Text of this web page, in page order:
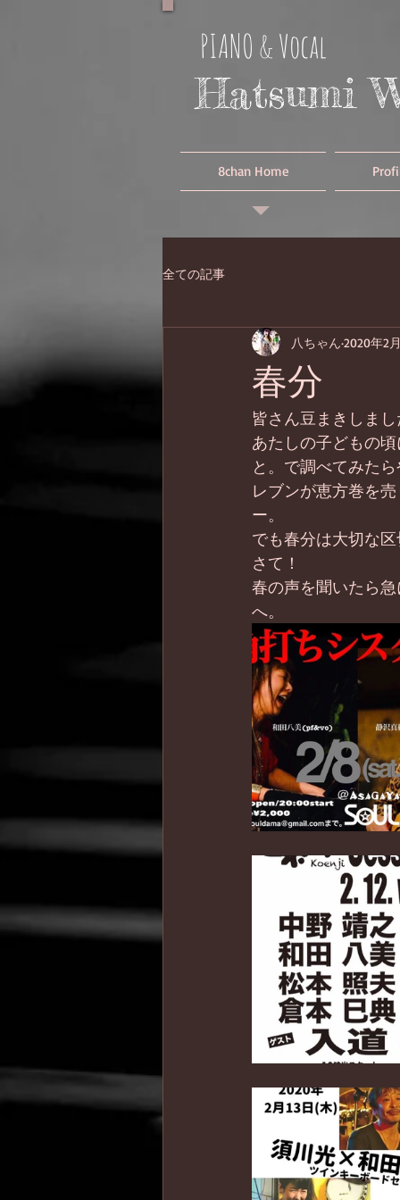
PIANO & Vocal
Hatsumi
8chan Home
全ての記事
春分
八ちゃん 2020年2
皆さん豆まきしま
あたしの子どもの
と。で調べてみた
レブンが恵方巻を
ー。
でも春分は大切な
さて！
春の声を聞いたら
へ。